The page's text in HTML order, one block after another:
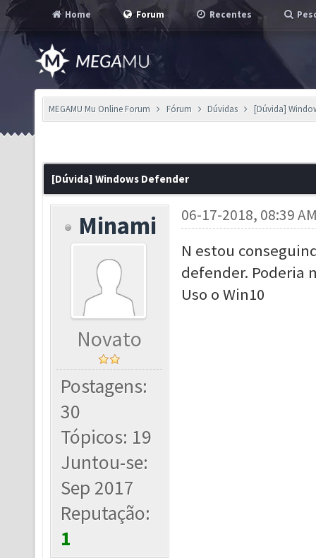
Home Forum Recentes
MEGAMU Mu Online Forum Fórum Dúvidas [Dúvida]
[Dúvida] Windows Defender
Minami
Novato
Postagens:
30
Tópicos: 19
Juntou-se:
Sep 2017
Reputação:
1
06-17-2018, 08:39
N estou
defender. Poderia
Uso o Win10